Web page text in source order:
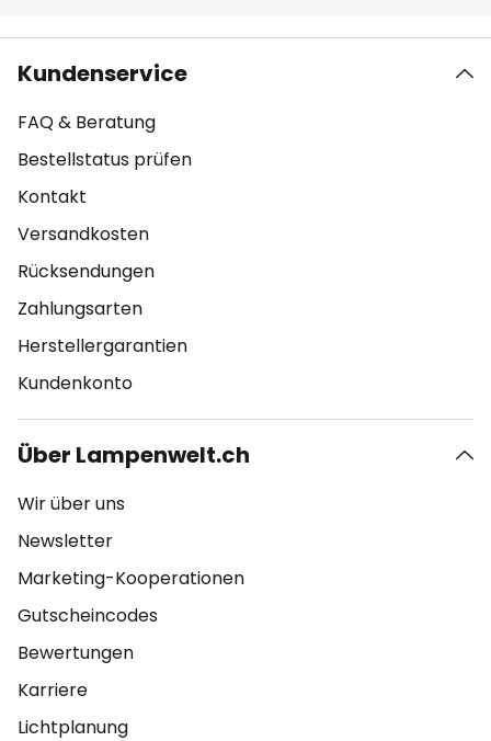
Kundenservice
FAQ & Beratung
Bestellstatus prüfen
Kontakt
Versandkosten
Rücksendungen
Zahlungsarten
Herstellergarantien
Kundenkonto
Über Lampenwelt.ch
Wir über uns
Newsletter
Marketing-Kooperationen
Gutscheincodes
Bewertungen
Karriere
Lichtplanung